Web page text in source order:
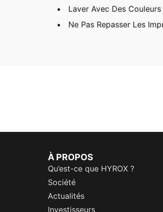
Laver Avec Des
Ne Pas Repasser Les
À PROPOS
Qu’est-ce que HYROX ?
Société
Actualités
Investisseurs